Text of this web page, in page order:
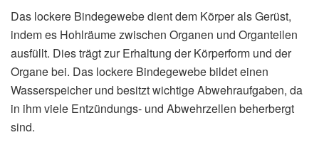
Das lockere Bindegewebe dient dem Körper als Gerüst,
indem es Hohlräume zwischen Organen und Organteilen
ausfüllt. Dies trägt zur Erhaltung der Körperform und der
Organe bei. Das lockere Bindegewebe bildet einen
Wasserspeicher und besitzt wichtige Abwehraufgaben, da
in ihm viele Entzündungs- und Abwehrzellen beherbergt
sind.